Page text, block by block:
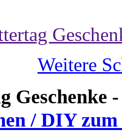
Weitere
Geschenke
/ DIY